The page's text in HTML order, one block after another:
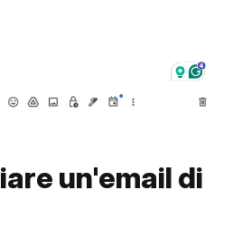
un'email di